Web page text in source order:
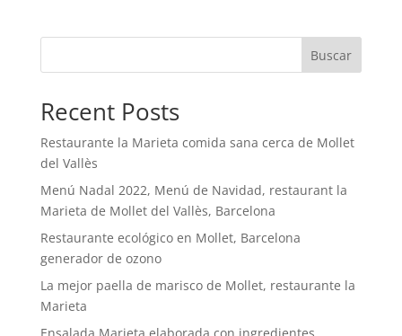
Buscar
Recent Posts
Restaurante la Marieta comida sana cerca de Mollet
del Vallès
Menú Nadal 2022, Menú de Navidad, restaurant la
Marieta de Mollet del Vallès, Barcelona
Restaurante ecológico en Mollet, Barcelona
generador de ozono
La mejor paella de marisco de Mollet, restaurante la
Marieta